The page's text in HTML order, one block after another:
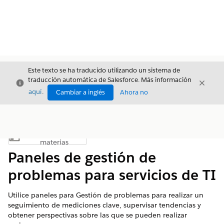
Cerrar
Este texto se ha traducido utilizando un sistema de
traducción automática de Salesforce. Más información
aquí. Cambiar a inglés Ahora no
Cerrar
Mostrar índice de materias
materias
Paneles de gestión de
problemas para servicios de TI
Utilice paneles para Gestión de problemas para realizar un
seguimiento de mediciones clave, supervisar tendencias y
obtener perspectivas sobre las que se pueden realizar